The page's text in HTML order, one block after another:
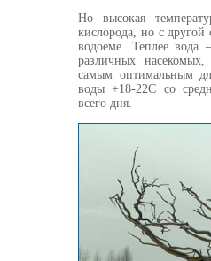
Но высокая
кислорода, но с
водоеме. Теплее вода
различных
самым оптимальным
воды +18-22С со
всего дня.